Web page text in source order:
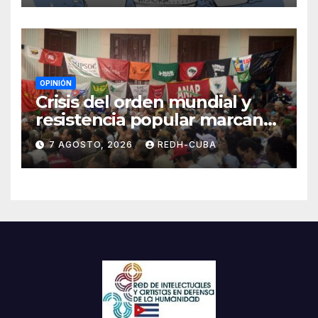
OPINIÓN
Crisis del orden mundial y
resistencia popular marcan
el inicio de la IV Asamblea
Continental de ALBA
Movimientos en Cuba
7 AGOSTO, 2026 REDH-CUBA